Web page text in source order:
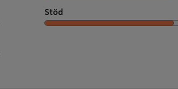
Stöd